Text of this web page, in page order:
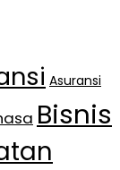
Asuransi
Bisnis